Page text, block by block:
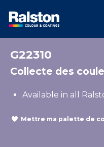
G22310
Collecte des
Available in all
Mettre ma palette de